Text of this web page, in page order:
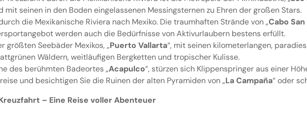
mit seinen in den Boden eingelassenen Messingsternen zu Ehren der großen Stars.
die Mexikanische Riviera nach Mexiko. Die traumhaften Strände von „Cabo
werden auch die Bedürfnisse von Aktivurlaubern bestens erfüllt.
größten Seebäder Mexikos, „Puerto Vallarta“, mit seinen kilometerlangen,
Wäldern, weitläufigen Bergketten und tropischer Kulisse.
des berühmten Badeortes „Acapulco“, stürzen sich Klippenspringer aus einer
und besichtigen Sie die Ruinen der alten Pyramiden von „La Campaña“ oder
– Eine Reise voller Abenteuer